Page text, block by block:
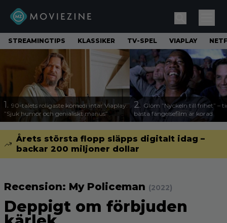
STREAMINGTIPS KLASSIKER TV-SPEL VIAPLAY
1. 90-talets roligaste komedi intar Viaplay:
”Sjuk humor och genialiskt manus”
2. Glöm ”Nyckeln till frihet” –
bästa fängelsefilm är korad
Årets största flopp släpps digitalt idag –
backar 200 miljoner dollar
Recension: My Policeman (2022)
Deppigt om förbjuden